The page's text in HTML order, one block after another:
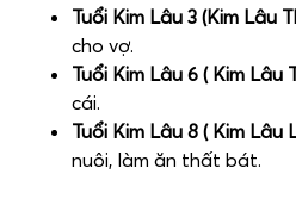
Tuổi Kim Lâu 3 (Kim Lâu
cho vợ.
Tuổi Kim Lâu 6 ( Kim Lâu
cái.
Tuổi Kim Lâu 8 ( Kim Lâu
nuôi, làm ăn thất bát.